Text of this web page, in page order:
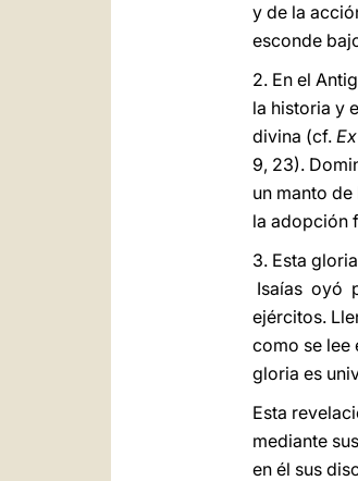
y de la
esconde
2. En el
la historia y
divina (cf. Ex
9, 23).
un manto
la adopción
3. Esta
Isaías oyó
ejércitos.
como se lee
gloria es
Esta
mediante
en él sus